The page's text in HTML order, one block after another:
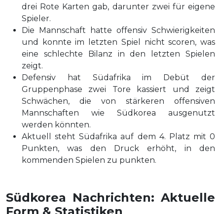
drei Rote Karten gab, darunter zwei für eigene
Spieler.
Die Mannschaft hatte offensiv Schwierigkeiten
und konnte im letzten Spiel nicht scoren, was
eine schlechte Bilanz in den letzten Spielen
zeigt.
Defensiv hat Südafrika im Debüt der
Gruppenphase zwei Tore kassiert und zeigt
Schwächen, die von stärkeren offensiven
Mannschaften wie Südkorea ausgenutzt
werden könnten.
Aktuell steht Südafrika auf dem 4. Platz mit 0
Punkten, was den Druck erhöht, in den
kommenden Spielen zu punkten.
Südkorea Nachrichten: Aktuelle